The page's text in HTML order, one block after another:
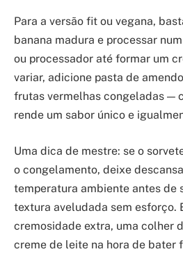
Para a versão fit ou vegana,
banana madura e processar
ou processador até formar um
variar, adicione pasta de
frutas vermelhas congeladas —
rende um sabor único e
Uma dica de mestre: se o
o congelamento, deixe
temperatura ambiente antes de
textura aveludada sem esforço.
cremosidade extra, uma colher
creme de leite na hora de bater